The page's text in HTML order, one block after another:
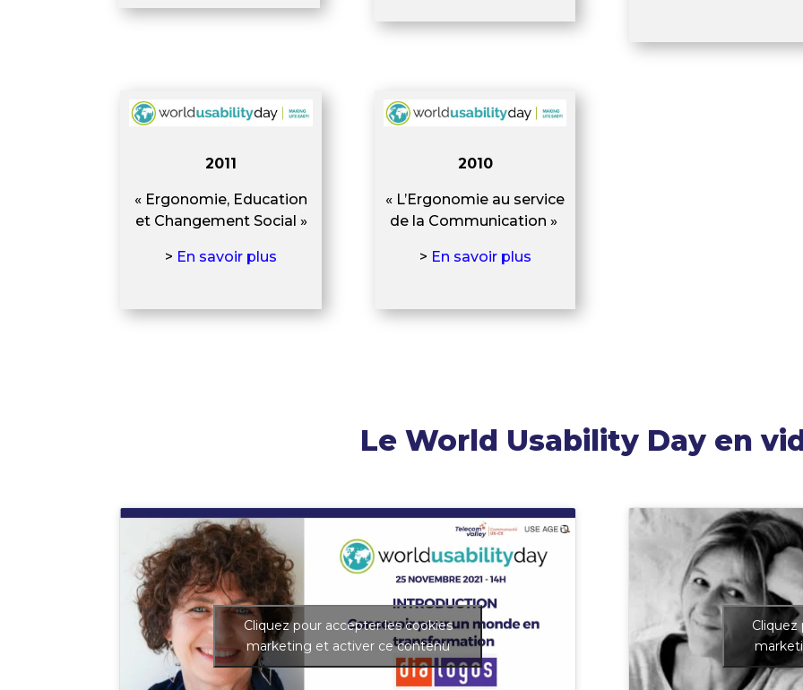
2011
« Ergonomie, Education
et Changement Social »
> En savoir plus
2010
« L’Ergonomie au service
de la Communication »
> En savoir plus
Le World Usability Day en
Cliquez pour accepter les cookies
marketing et activer ce contenu
Cliquez